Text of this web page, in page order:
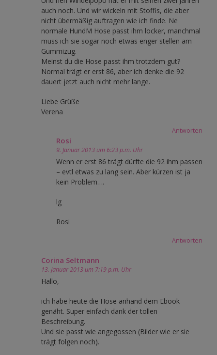
auch noch. Und wir wickeln mit Stoffis, die aber
nicht übermäßig auftragen wie ich finde. Ne
normale HundM Hose passt ihm locker, manchmal
muss ich sie sogar noch etwas enger stellen am
Gummizug.
Meinst du die Hose passt ihm trotzdem gut?
Normal trägt er erst 86, aber ich denke die 92
dauert jetzt auch nicht mehr lange.
Liebe Grüße
Verena
Antworten
Rosi
9. Januar 2013 um 6:23 p.m. Uhr
Wenn er erst 86 trägt dürfte die 92 ihm passen
– evtl etwas zu lang sein. Aber kürzen ist ja
kein Problem….
lg
Rosi
Antworten
Corina Seltmann
13. Januar 2013 um 7:19 p.m. Uhr
Hallo,
ich habe heute die Hose anhand dem Ebook
genäht. Super einfach dank der tollen
Beschreibung.
Und sie passt wie angegossen (Bilder wie er sie
trägt folgen noch).